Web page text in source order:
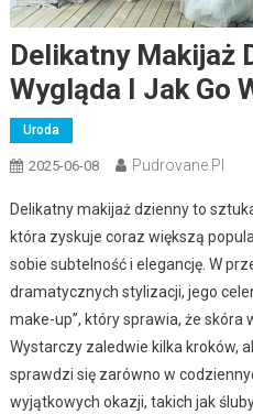
Delikatny Makijaż
Wygląda I Jak Go
Uroda
2025-06-08 Pudrovane.pl
Delikatny makijaż dzienny to
która zyskuje coraz większą
sobie subtelność i elegancję. W
dramatycznych stylizacji, jego
make-up”, który sprawia, że skóra
Wystarczy zaledwie kilka kroków,
sprawdzi się zarówno w
wyjątkowych okazji, takich jak